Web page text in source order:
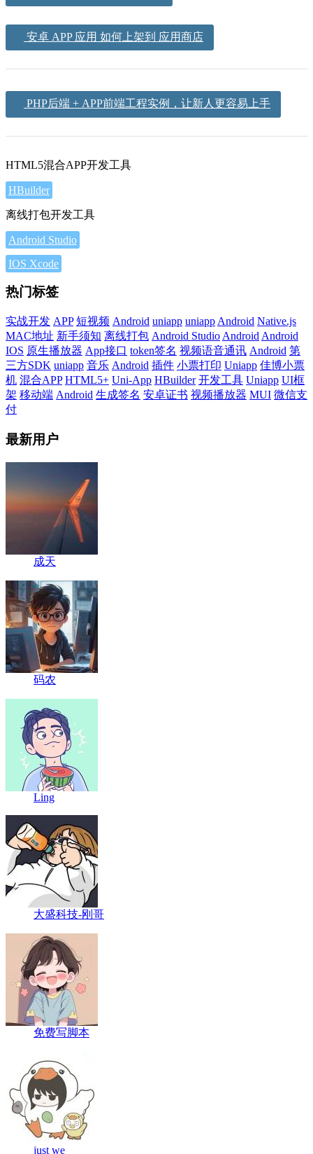
安卓 APP 应用 如何上架到 应用商店
PHP后端 + APP前端工程实例，让新人更容易上手
HTML5混合APP开发工具
HBuilder
离线打包开发工具
Android Studio
IOS Xcode
热门标签
实战开发 APP 短视频 Android uniapp uniapp Android Native.js
MAC地址 新手须知 离线打包 Android Studio Android Android
IOS 原生播放器 App接口 token签名 视频语音通讯 Android 第
三方SDK uniapp 音乐 Android 插件 小票打印 Uniapp 佳博小票
机 混合APP HTML5+ Uni-App HBuilder 开发工具 Uniapp UI框
架 移动端 Android 生成签名 安卓证书 视频播放器 MUI 微信支
付
最新用户
成天
码农
Ling
大盛科技-刚哥
免费写脚本
just we